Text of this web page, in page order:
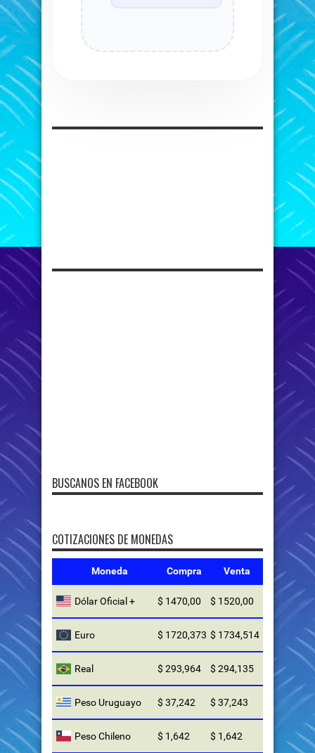
BUSCANOS EN FACEBOOK
COTIZACIONES DE MONEDAS
Moneda Compra Venta
Dólar Oficial + $ 1470,00 $ 1520,00
Euro $ 1720,373 $ 1734,514
Real $ 293,964 $ 294,135
Peso Uruguayo $ 37,242 $ 37,243
Peso Chileno $ 1,642 $ 1,642